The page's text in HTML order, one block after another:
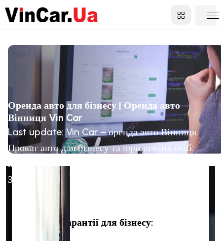
Оренда авто для бізнесу | Оренда авто
Вінниця Vin Car
Last update: Vin Car – оренда авто Вінниця.
Прокат авто для бізнесу та юридичних осіб:
надійні машини в оренду у Вінниці.
Забронюйте авто для компанії вже сьогодні!
Наші гарантії для бізнесу: